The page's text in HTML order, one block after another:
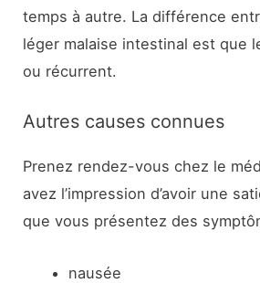
temps à autre. La différence
léger malaise intestinal est que
ou récurrent.
Autres causes connues
Prenez rendez-vous chez le
avez l’impression d’avoir une
que vous présentez des
nausée